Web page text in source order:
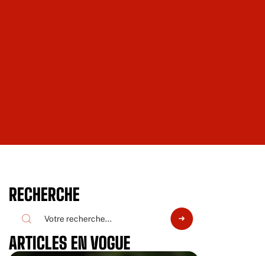
RECHERCHE
ARTICLES EN VOGUE